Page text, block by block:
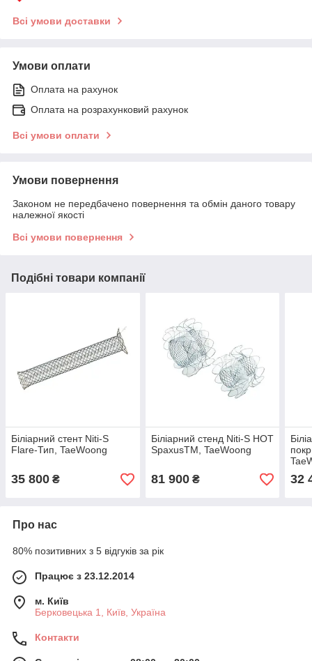
Всі умови доставки
Умови оплати
Оплата на рахунок
Оплата на розрахунковий рахунок
Всі умови оплати
Умови повернення
Законом не передбачено повернення та обмін даного товару
належної якості
Всі умови повернення
Подібні товари компанії
Біліарний стент Niti-S
Flare-Тип, TaeWoong
35 800 ₴
Біліарний стенд Niti-S HOT
SpaxusTM, TaeWoong
81 900₴ 32
Про нас
80% позитивних з 5 відгуків за рік
Працює з 23.12.2014
м. Київ
Берковецька 1, Київ, Україна
Контакти